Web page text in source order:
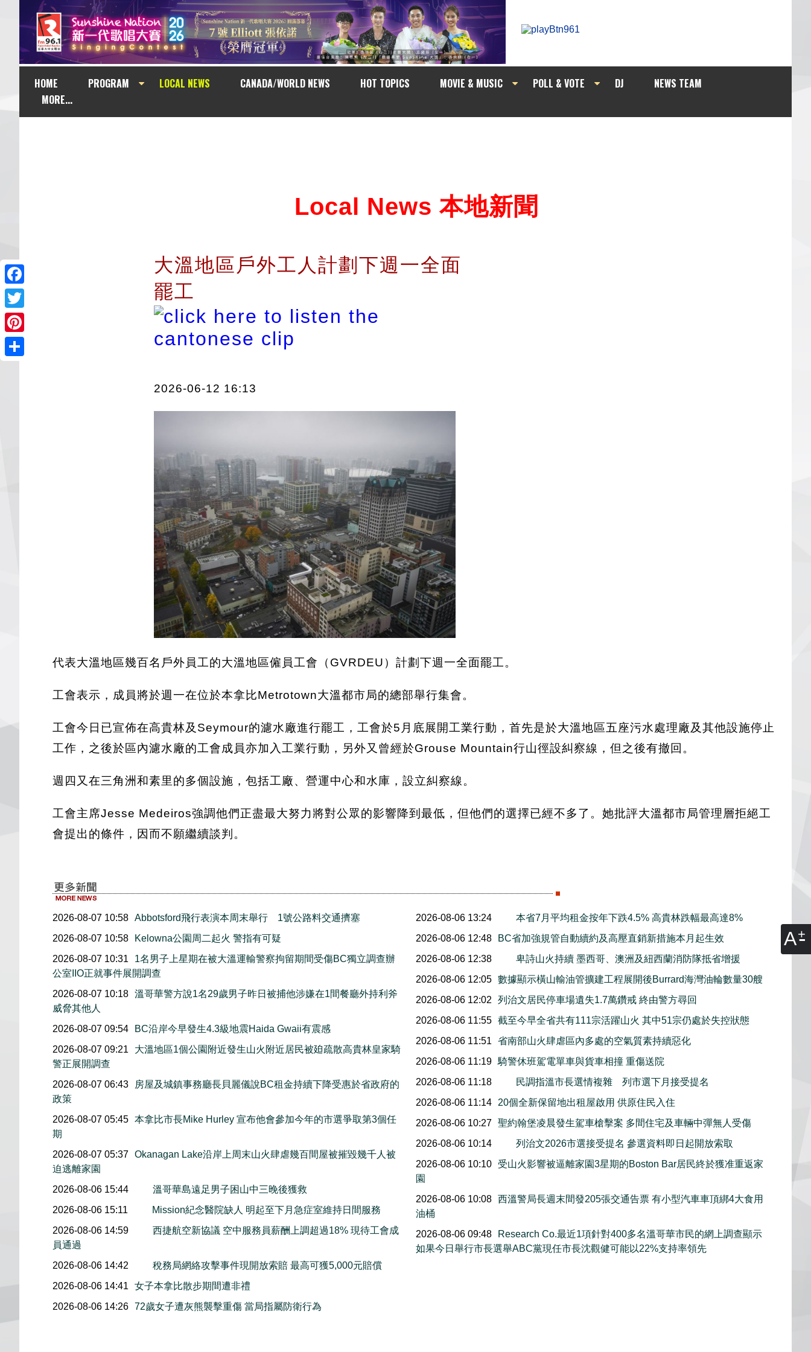
A
HOME PROGRAM LOCAL NEWS CANADA/WORLD NEWS HOT TOPICS MOVIE & MUSIC POLL & VOTE DJ
NEWS TEAM
MORE...
Facebook
Twitter
Pinterest
Local News 本地新聞
大溫地區戶外工人計劃下週一全面
罷工
2026-06-12 16:13
代表大溫地區幾百名戶外員工的大溫地區僱員工會（GVRDEU）計劃下週一全面罷工。
工會表示，成員將於週一在位於本拿比Metrotown大溫都市局的總部舉行集會。
工會今日已宣佈在高貴林及Seymour的濾水廠進行罷工，工會於5月底展開工業行動，首先是於大溫地區五座污水處理廠及其他設施停止
工作，之後於區內濾水廠的工會成員亦加入工業行動，另外又曾經於Grouse Mountain行山徑設糾察線，但之後有撤回。
週四又在三角洲和素里的多個設施，包括工廠、營運中心和水庫，設立糾察線。
工會主席Jesse Medeiros強調他們正盡最大努力將對公眾的影響降到最低，但他們的選擇已經不多了。她批評大溫都市局管理層拒絕工
會提出的條件，因而不願繼續談判。
2026-08-07 10:58 Abbotsford飛行表演本周末舉行 1號公路料交通擠塞
2026-08-07 10:58
Kelowna公園周二起火 警指有可疑
2026-08-07 10:31
1名男子上星期在被大溫運輸警察拘留期間受傷BC獨立調查辦
公室IIO正就事件展開調查
2026-08-07 10:18 溫哥華警方說1名29歲男子昨日被捕他涉嫌在1間餐廳外持利斧
威脅其他人
2026-08-07 09:54
BC沿岸今早發生4.3級地震Haida Gwaii有震感
2026-08-07 09:21
大溫地區1個公園附近發生山火附近居民被廹疏散高貴林皇家騎
警正展開調查
2026-08-07 06:43
房屋及城鎮事務廳長貝麗儀說BC租金持續下降受惠於省政府的
政策
2026-08-07 05:45 本拿比市長Mike Hurley 宣布他會參加今年的市選爭取第3個任
期
2026-08-07 05:37 Okanagan Lake沿岸上周末山火肆虐幾百間屋被摧毀幾千人被
迫逃離家園
2026-08-06 15:44
溫哥華島遠足男子困山中三晚後獲救
2026-08-06 15:11
Mission紀念醫院缺人 明起至下月急症室維持日間服務
2026-08-06 14:59
西捷航空新協議 空中服務員薪酬上調超過18% 現待工會成
員通過
2026-08-06 14:42
稅務局網絡攻擊事件現開放索賠 最高可獲5,000元賠償
2026-08-06 14:41
女子本拿比散步期間遭非禮
2026-08-06 14:26 72歲女子遭灰熊襲擊重傷 當局指屬防衛行為
2026-08-06 13:24
本省7月平均租金按年下跌4.5% 高貴林跌幅最高達8%
2026-08-06 12:48
BC省加強規管自動續約及高壓直銷新措施本月起生效
2026-08-06 12:38
卑詩山火持續 墨西哥、澳洲及紐西蘭消防隊抵省增援
2026-08-06 12:05
數據顯示橫山輸油管擴建工程展開後Burrard海灣油輪數量30艘
2026-08-06 12:02
列治文居民停車場遺失1.7萬鑽戒 終由警方尋回
2026-08-06 11:55
截至今早全省共有111宗活躍山火 其中51宗仍處於失控狀態
2026-08-06 11:51
省南部山火肆虐區內多處的空氣質素持續惡化
2026-08-06 11:19
騎警休班駕電單車與貨車相撞 重傷送院
2026-08-06 11:18
民調指溫市長選情複雜 列市選下月接受提名
2026-08-06 11:14
20個全新保留地出租屋啟用 供原住民入住
2026-08-06 10:27
聖約翰堡凌晨發生駕車槍擊案 多間住宅及車輛中彈無人受傷
2026-08-06 10:14
列治文2026市選接受提名 參選資料即日起開放索取
2026-08-06 10:10
受山火影響被逼離家園3星期的Boston Bar居民終於獲准重返家
園
2026-08-06 10:08
西溫警局長週末間發205張交通告票 有小型汽車車頂綁4大食用
油桶
2026-08-06 09:48
Research Co.最近1項針對400多名溫哥華市民的網上調查顯示
如果今日舉行市長選舉ABC黨現任市長沈觀健可能以22%支持率領先